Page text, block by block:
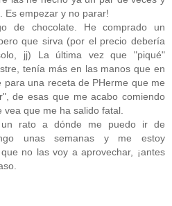
Es empezar y no parar!
de chocolate. He comprado un
que sirva (por el precio debería
jj) La última vez que "piqué"
tenía más en las manos que en
para una receta de PHerme que me
de esas que me acabo comiendo
vea que me ha salido fatal.
rato a dónde me puedo ir de
unas semanas y me estoy
no las voy a aprovechar, ¡antes